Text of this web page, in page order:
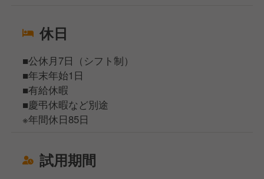
休日
■公休月7日（シフト制）
■年末年始1日
■有給休暇
■慶弔休暇など別途
※年間休日85日
試用期間